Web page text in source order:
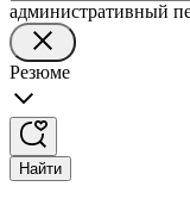
административный
Резюме
Найти